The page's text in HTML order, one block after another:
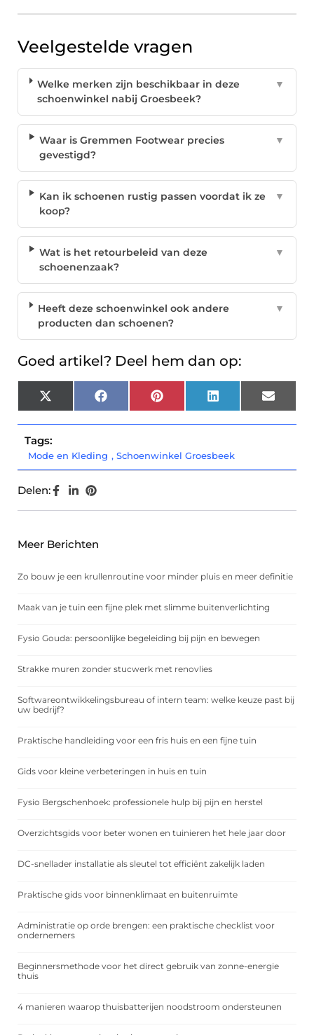
Veelgestelde vragen
Welke merken zijn beschikbaar in deze
schoenwinkel nabij Groesbeek?
▼
Waar is Gremmen Footwear precies
gevestigd?
▼
Kan ik schoenen rustig passen voordat ik ze
koop?
▼
Wat is het retourbeleid van deze
schoenenzaak?
▼
Heeft deze schoenwinkel ook andere
producten dan schoenen?
▼
Goed artikel? Deel hem dan op:
X
(Twitter)
Facebook Pinterest LinkedIn Email
Tags:
Mode en Kleding , Schoenwinkel Groesbeek
Delen:
Meer Berichten
Zo bouw je een krullenroutine voor minder pluis en meer definitie
Maak van je tuin een fijne plek met slimme buitenverlichting
Fysio Gouda: persoonlijke begeleiding bij pijn en bewegen
Strakke muren zonder stucwerk met renovlies
Softwareontwikkelingsbureau of intern team: welke keuze past bij
uw bedrijf?
Praktische handleiding voor een fris huis en een fijne tuin
Gids voor kleine verbeteringen in huis en tuin
Fysio Bergschenhoek: professionele hulp bij pijn en herstel
Overzichtsgids voor beter wonen en tuinieren het hele jaar door
DC-snellader installatie als sleutel tot efficiënt zakelijk laden
Praktische gids voor binnenklimaat en buitenruimte
Administratie op orde brengen: een praktische checklist voor
ondernemers
Beginnersmethode voor het direct gebruik van zonne-energie
thuis
4 manieren waarop thuisbatterijen noodstroom ondersteunen